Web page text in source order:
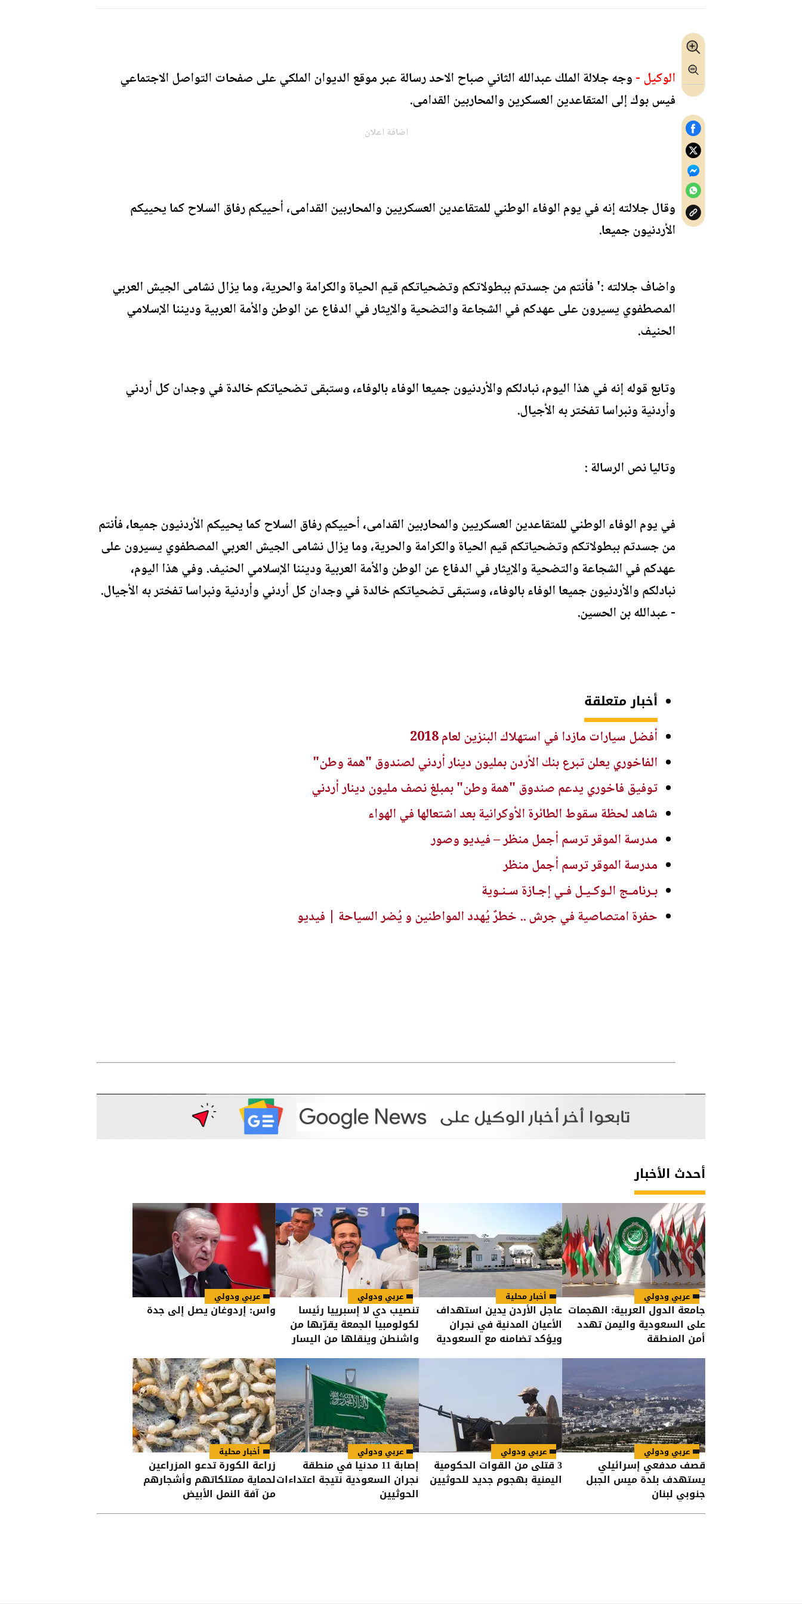
الوكيل -وجه جلالة الملك عبدالله الثاني صباح الاحد رسالة عبر موقع الديوان الملكي على صفحات التواصل الاجتماعي
فيس بوك إلى المتقاعدين العسكرين والمحاربين القدامى.
اضافة اعلان
وقال جلالته إنه في يوم الوفاء الوطني للمتقاعدين العسكريين والمحاربين القدامى، أحييكم رفاق السلاح كما يحييكم
الأردنيون جميعا.
واضاف جلالته :' فأنتم من جسدتم ببطولاتكم وتضحياتكم قيم الحياة والكرامة والحرية، وما يزال نشامى الجيش العربي
المصطفوي يسيرون على عهدكم في الشجاعة والتضحية والإيثار في الدفاع عن الوطن والأمة العربية وديننا الإسلامي
الحنيف.
وتابع قوله إنه في هذا اليوم، نبادلكم والأردنيون جميعا الوفاء بالوفاء، وستبقى تضحياتكم خالدة في وجدان كل أردني
وأردنية ونبراسا تفختر به الأجيال.
وتاليا نص الرسالة :
في يوم الوفاء الوطني للمتقاعدين العسكريين والمحاربين القدامى، أحييكم رفاق السلاح كما يحييكم الأردنيون جميعا، فأنتم
من جسدتم ببطولاتكم وتضحياتكم قيم الحياة والكرامة والحرية، وما يزال نشامى الجيش العربي المصطفوي يسيرون على
عهدكم في الشجاعة والتضحية والإيثار في الدفاع عن الوطن والأمة العربية وديننا الإسلامي الحنيف. وفي هذا اليوم،
نبادلكم والأردنيون جميعا الوفاء بالوفاء، وستبقى تضحياتكم خالدة في وجدان كل أردني وأردنية ونبراسا تفختر به الأجيال.
- عبدالله بن الحسين.
أخبار متعلقة
أفضل سيارات مازدا في استهلاك البنزين لعام 2018
الفاخوري يعلن تبرع بنك الأردن بمليون دينار أردني لصندوق "همة وطن"
توفيق فاخوري يدعم صندوق "همة وطن" بمبلغ نصف مليون دينار أردني
شاهد لحظة سقوط الطائرة الأوكرانية بعد اشتعالها في الهواء
مدرسة الموقر ترسم أجمل منظر – فيديو وصور
مدرسة الموقر ترسم أجمل منظر
بـرنامـج الـوكـيـل فـي إجـازة سـنـوية
حفرة امتصاصية في جرش .. خطرٌ يُهدد المواطنين و يُضر السياحة | فيديو
أحدث الأخبار
عربي ودولي
جامعة الدول العربية: الهجمات
على السعودية واليمن تهدد
أمن المنطقة
أخبار محلية
عاجل الأردن يدين استهداف
الأعيان المدنية في نجران
ويؤكد تضامنه مع السعودية
عربي ودولي
تنصيب دي لا إسبرييا رئيسا
لكولومبيا الجمعة يقرّبها من
واشنطن وينقلها من اليسار
عربي ودولي
واس: إردوغان يصل إلى جدة
عربي ودولي
قصف مدفعي إسرائيلي
يستهدف بلدة ميس الجبل
جنوبي لبنان
عربي ودولي
3 قتلى من القوات الحكومية
اليمنية بهجوم جديد للحوثيين
عربي ودولي
إصابة 11 مدنيا في منطقة
نجران السعودية نتيجة اعتداءات
الحوثيين
أخبار محلية
زراعة الكورة تدعو المزراعين
لحماية ممتلكاتهم وأشجارهم
من آفة النمل الأبيض